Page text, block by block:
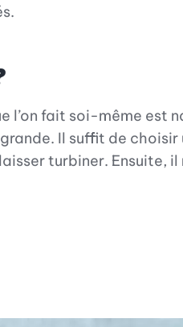
l’on fait soi-même est
Il suffit de
turbiner. Ensuite, il